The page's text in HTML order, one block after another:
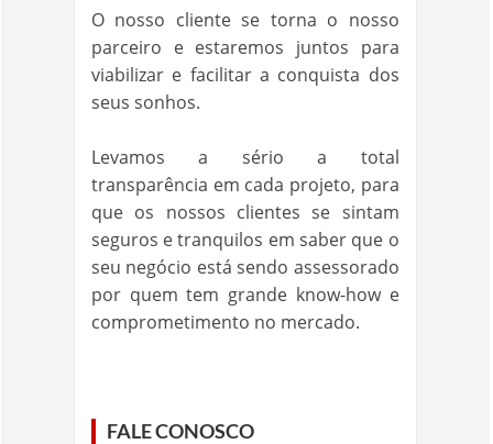
O nosso cliente se torna o nosso
parceiro e estaremos juntos para
viabilizar e facilitar a conquista dos
seus sonhos.
Levamos a sério a total
transparência em cada projeto, para
que os nossos clientes se sintam
seguros e tranquilos em saber que o
seu negócio está sendo assessorado
por quem tem grande know-how e
comprometimento no mercado.
FALE CONOSCO